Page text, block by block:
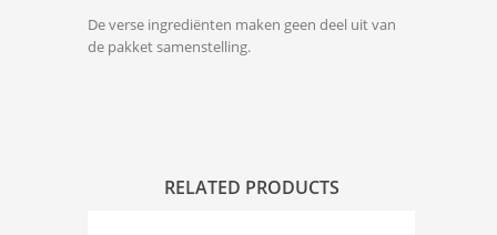
De verse ingrediënten maken geen deel uit van
de pakket samenstelling.
RELATED PRODUCTS